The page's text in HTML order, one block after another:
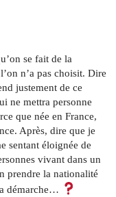
se fait de la
n’a pas choisit. Dire
justement de ce
ne mettra personne
que née en France,
Après, dire que je
sentant éloignée de
vivant dans un
prendre la nationalité
démarche…